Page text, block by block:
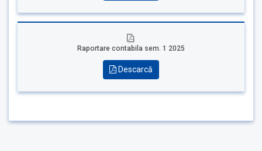
Raportare contabila sem. 1 2025
Descarcă